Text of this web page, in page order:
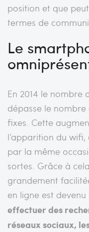
position et que
termes de
Le
En 2014 le nombre
dépasse le
fixes. Cette
l’apparition du
par la même
sortes. Grâce à
grandement
en ligne est
effectuer des
réseaux sociaux,